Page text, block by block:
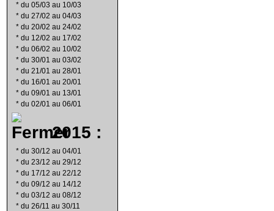
* du 05/03 au 10/03
* du 27/02 au 04/03
* du 20/02 au 24/02
* du 12/02 au 17/02
* du 06/02 au 10/02
* du 30/01 au 03/02
* du 21/01 au 28/01
* du 16/01 au 20/01
* du 09/01 au 13/01
* du 02/01 au 06/01
2015 :
* du 30/12 au 04/01
* du 23/12 au 29/12
* du 17/12 au 22/12
* du 09/12 au 14/12
* du 03/12 au 08/12
* du 26/11 au 30/11